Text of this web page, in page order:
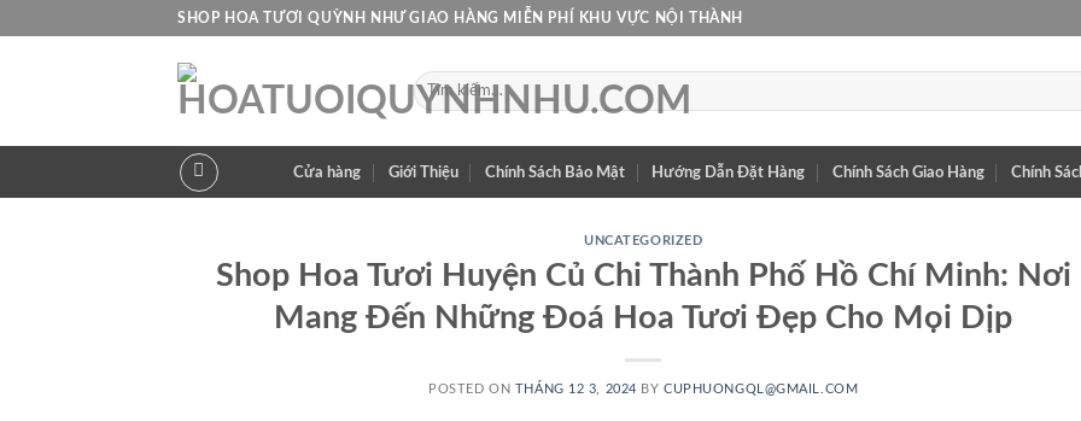
SHOP HOA TƯƠI QUỲNH NHƯ GIAO HÀNG MIỄN PHÍ KHU VỰC NỘI THÀNH
Tìm
kiếm:
Cửa hàng Giới Thiệu Chính Sách Bảo Mật Hướng Dẫn Đặt Hàng Chính Sách Giao Hàng Chính
UNCATEGORIZED
Shop Hoa Tươi Huyện Củ Chi Thành Phố Hồ Chí Minh: Nơi
Mang Đến Những Đoá Hoa Tươi Đẹp Cho Mọi Dịp
POSTED ON THÁNG 12 3, 2024 BYCUPHUONGQL@GMAIL.COM